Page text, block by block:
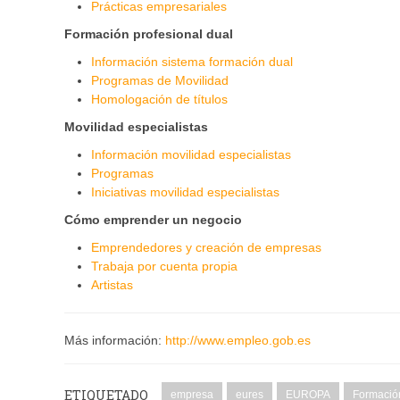
Prácticas empresariales
Formación profesional dual
Información sistema formación dual
Programas de Movilidad
Homologación de títulos
Movilidad especialistas
Información movilidad especialistas
Programas
Iniciativas movilidad especialistas
Cómo emprender un negocio
Emprendedores y creación de empresas
Trabaja por cuenta propia
Artistas
Más información: http://www.empleo.gob.es
ETIQUETADO empresa eures EUROPA